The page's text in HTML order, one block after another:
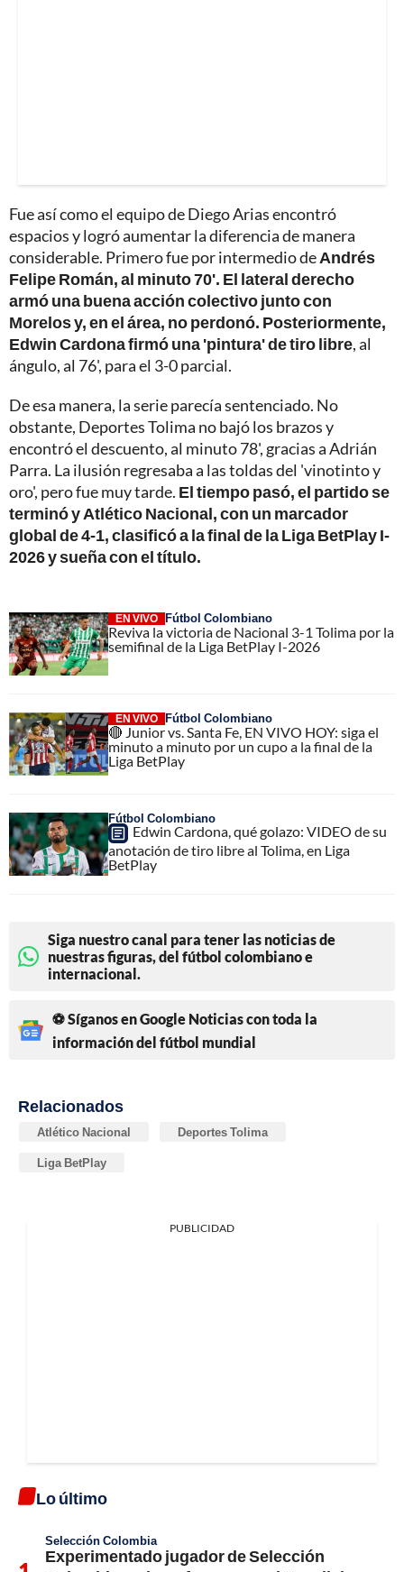
Fue así como el equipo de Diego Arias encontró
espacios y logró aumentar la diferencia de manera
considerable. Primero fue por intermedio deAndrés
Felipe Román, al minuto 70'. El lateral derecho
armó una buena acción colectivo junto con
Morelos y, en el área, no perdonó. Posteriormente,
Edwin Cardona firmó una 'pintura' de tiro libre, al
ángulo, al 76', para el 3-0 parcial.
De esa manera, la serie parecía sentenciado. No
obstante, Deportes Tolima no bajó los brazos y
encontró el descuento, al minuto 78', gracias a Adrián
Parra. La ilusión regresaba a las toldas del 'vinotinto y
oro', pero fue muy tarde. El tiempo pasó, el partido se
terminó y Atlético Nacional, con un marcador
global de 4-1, clasificó a la final de la Liga BetPlay I-
2026 y sueña con el título.
EN VIVO Fútbol Colombiano
Reviva la victoria de Nacional 3-1 Tolima por la
semifinal de la Liga BetPlay I-2026
EN VIVO Fútbol Colombiano
🔴 Junior vs. Santa Fe, EN VIVO HOY: siga el
minuto a minuto por un cupo a la final de la
Liga BetPlay
Fútbol Colombiano
Edwin Cardona, qué golazo: VIDEO de su
anotación de tiro libre al Tolima, en Liga
BetPlay
Siga nuestro canal para tener las noticias de
nuestras figuras, del fútbol colombiano e
internacional.
⚽ Síganos en Google Noticias con toda la
información del fútbol mundial
Relacionados
Atlético Nacional Deportes Tolima
Liga BetPlay
PUBLICIDAD
Lo último
Selección Colombia
Experimentado jugador de Selección